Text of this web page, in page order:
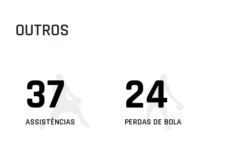
OUTROS
37
ASSISTÊNCIAS
24
PERDAS DE BOLA